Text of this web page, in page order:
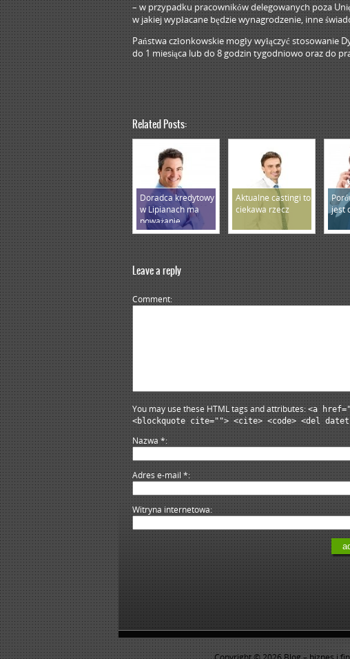
– w przypadku pracowników delegowanych poza
w jakiej wypłacane będzie wynagrodzenie, inne
Państwa członkowskie mogły wyłączyć
do 1 miesiąca lub do 8 godzin tygodniowo oraz do
Related Posts:
Doradca kredytowy
w Lipianach ma
poważanie
Aktualne castingi to
ciekawa rzecz
jest
Leave a reply
Comment
You may use these HTML tags and attributes:<a
<blockquote cite=""> <cite> <code> <del
Nazwa*
Adres e-mail*
Witryna internetowa